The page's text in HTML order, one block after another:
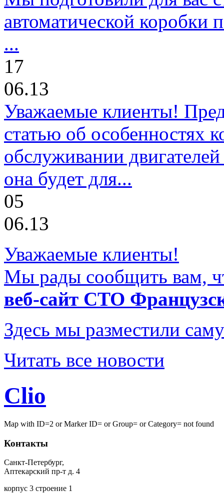
автоматической коробки
...
17
06.13
Уважаемые клиенты!
статью об особенностях
обслуживании
она будет для...
05
06.13
Уважаемые клиенты!
Мы рады сообщить вам,
веб-сайт СТО
Здесь мы разместили
Читать все новости
Clio
http://alin-
Map with ID=2 or Marker ID= or Group= or Category= not found
Контакты
Санкт-Петербург,
Аптекарский пр-т д. 4
корпус 3 строение 1